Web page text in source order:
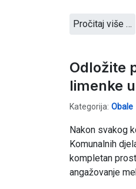
Pročitaj više …
Odložite
limenke
Kategorija: Obale
Nakon svakog
Komunalnih
kompletan
angažovanje